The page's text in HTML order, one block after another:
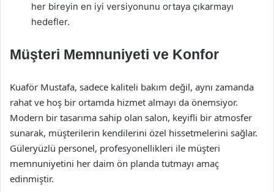
her bireyin en iyi versiyonunu ortaya çıkarmayı
hedefler.
Müşteri Memnuniyeti ve Konfor
Kuaför Mustafa, sadece kaliteli bakım değil, aynı zamanda
rahat ve hoş bir ortamda hizmet almayı da önemsiyor.
Modern bir tasarıma sahip olan salon, keyifli bir atmosfer
sunarak, müşterilerin kendilerini özel hissetmelerini sağlar.
Güleryüzlü personel, profesyonellikleri ile müşteri
memnuniyetini her daim ön planda tutmayı amaç
edinmiştir.